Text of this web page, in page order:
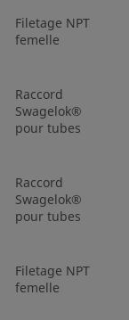
Filetage NPT
femelle
Raccord
Swagelok®
pour tubes
Raccord
Swagelok®
pour tubes
Filetage NPT
femelle